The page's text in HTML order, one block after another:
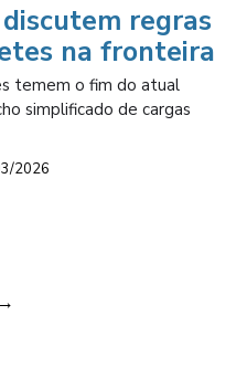
regras
na fronteira
temem o fim do atual
simplificado de cargas
2026
→